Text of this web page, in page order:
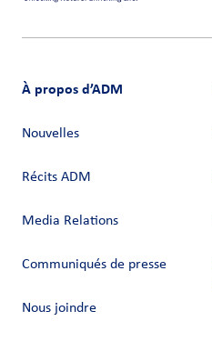
À propos d’ADM
Nouvelles
Récits ADM
Media Relations
Communiqués de presse
Nous joindre